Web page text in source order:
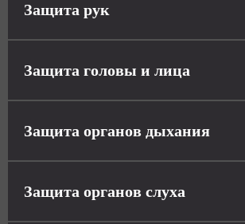
Защита рук
Защита головы и лица
Защита органов дыхания
Защита органов слуха